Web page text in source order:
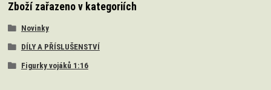
Zboží zařazeno v kategoriích
Novinky
DÍLY A PŘÍSLUŠENSTVÍ
Figurky vojáků 1:16